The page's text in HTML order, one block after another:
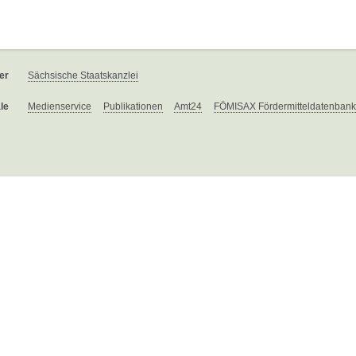
Sächsische Staatskanzlei
Medienservice Publikationen Amt24 FÖMISAX Fördermitteldatenbank